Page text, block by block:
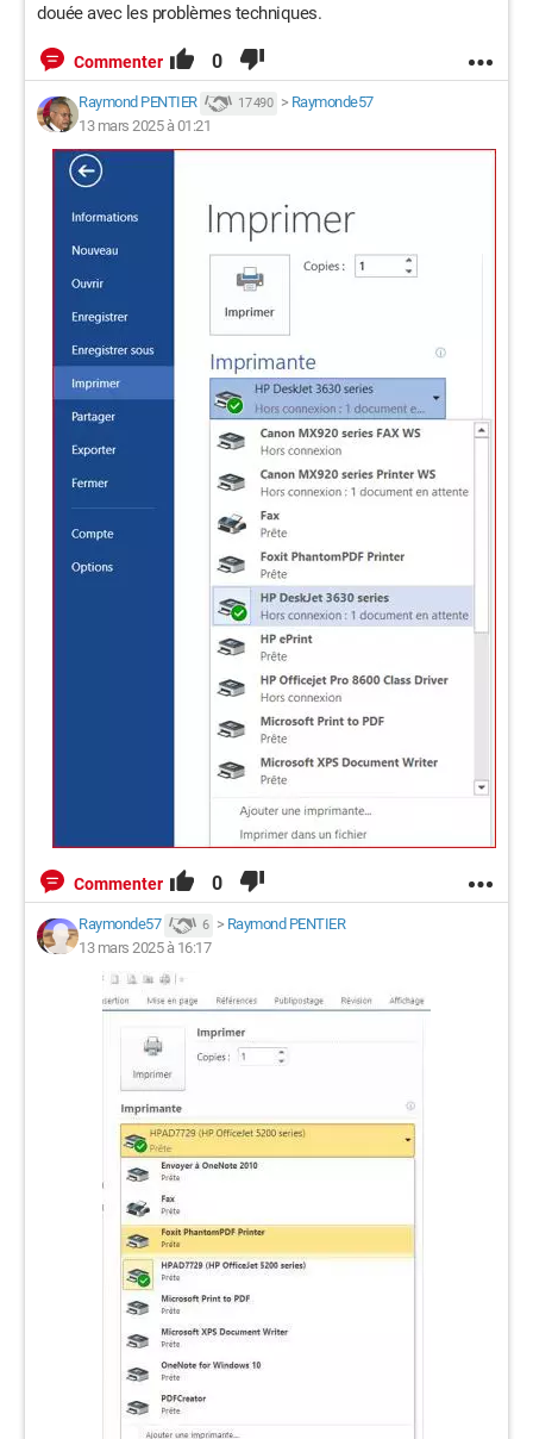
douée avec les problèmes techniques.
Commenter 0
Raymond PENTIER 17 490 > Raymonde57
13 mars 2025 à 01:21
Commenter 0
Raymonde57 6 > Raymond PENTIER
13 mars 2025 à 16:17